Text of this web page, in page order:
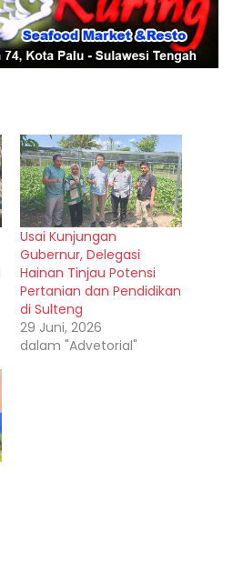
Usai Kunjungan
Gubernur, Delegasi
Hainan Tinjau Potensi
Pertanian dan Pendidikan
di Sulteng
29 Juni, 2026
dalam "Advetorial"